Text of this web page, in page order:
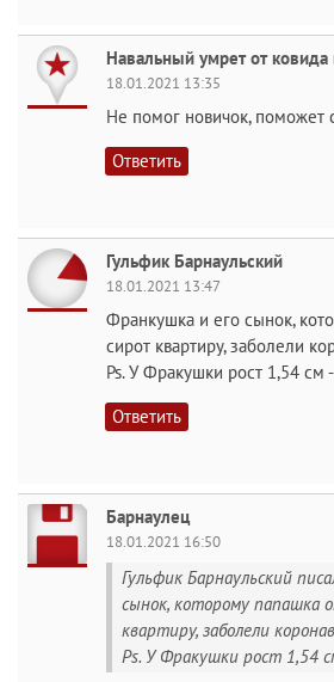
Навальный умрет от
18.01.2021 13:35
Не помог новичок, поможет
Ответить
Гульфик Барнаульский
18.01.2021 13:47
Франкушка и его сынок,
сирот квартиру, заболели
Ps. У Фракушки рост 1,54 см -
Ответить
Барнаулец
18.01.2021 16:50
Гульфик Барнаульский
сынок, которому папашка
квартиру, заболели
Ps. У Фракушки рост 1,54